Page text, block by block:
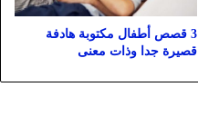
3 قصص أطفال مكتوبة هادفة
قصيرة جدا وذات معنى